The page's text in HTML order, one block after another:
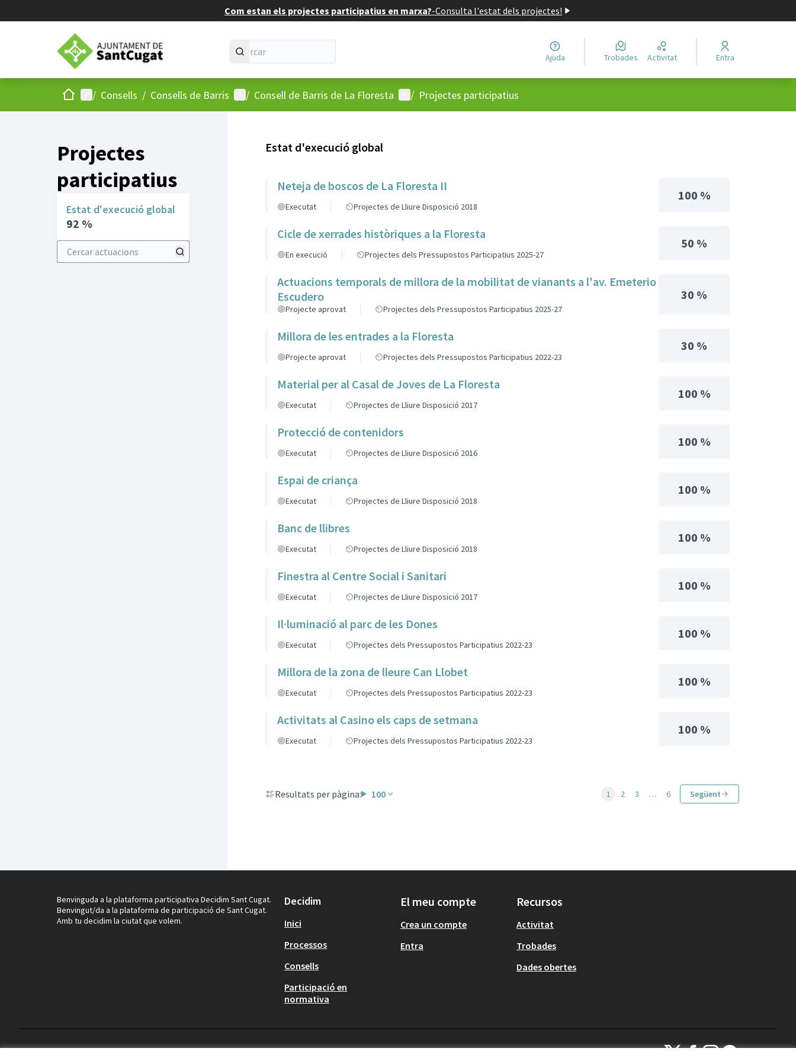
Com estan els projectes participatius en marxa?-Consulta l'estat dels projectes!
Ajuda Trobades Activitat Entra
Inici Menú principal
/ Consells / Consells de Barris Menú d'usuari
/ Consell de Barris de La Floresta Menú d'usuari
/ Projectes participatius
Projectes
participatius
Estat d'execució global
92 %
Cercar actuacions
Estat d'execució global
Neteja de boscos de La Floresta II
Executat Projectes de Lliure Disposició 2018
100 %
Cicle de xerrades històriques a la Floresta
En execució Projectes dels Pressupostos Participatius 2025-27
50 %
Actuacions temporals de millora de la mobilitat de vianants a l'av. Emeterio
Escudero
Projecte aprovat Projectes dels Pressupostos Participatius 2025-27
30 %
Millora de les entrades a la Floresta
Projecte aprovat Projectes dels Pressupostos Participatius 2022-23
30 %
Material per al Casal de Joves de La Floresta
Executat Projectes de Lliure Disposició 2017
100 %
Protecció de contenidors
Executat Projectes de Lliure Disposició 2016
100 %
Espai de criança
Executat Projectes de Lliure Disposició 2018
100 %
Banc de llibres
Executat Projectes de Lliure Disposició 2018
100 %
Finestra al Centre Social i Sanitari
Executat Projectes de Lliure Disposició 2017
100 %
Il·luminació al parc de les Dones
Executat Projectes dels Pressupostos Participatius 2022-23
100 %
Millora de la zona de lleure Can Llobet
Executat Projectes dels Pressupostos Participatius 2022-23
100 %
Activitats al Casino els caps de setmana
Executat Projectes dels Pressupostos Participatius 2022-23
100 %
Resultats per pàgina: 100 1 2 3 … 6 Següent
Benvinguda a la plataforma participativa Decidim Sant Cugat.
Benvingut/da a la plataforma de participació de Sant Cugat.
Amb tu decidim la ciutat que volem.
Decidim
Inici
Processos
Consells
Participació en
normativa
El meu compte
Crea un compte
Entra
Recursos
Activitat
Trobades
Dades obertes
Decidim Sant Cugat a X
Decidim Sant Cugat a Facebook
Decidim Sant Cugat a
Decidim Sant Cugat